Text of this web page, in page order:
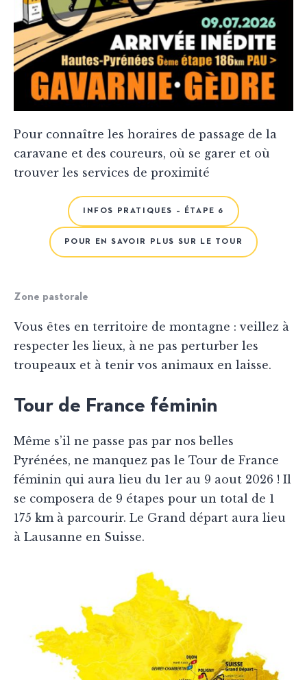
Pour connaître les horaires de passage de la
caravane et des coureurs, où se garer et où
trouver les services de proximité
INFOS PRATIQUES – ÉTAPE 6
POUR EN SAVOIR PLUS SUR LE TOUR
Zone pastorale
Vous êtes en territoire de montagne : veillez à
respecter les lieux, à ne pas perturber les
troupeaux et à tenir vos animaux en laisse.
Tour de France féminin
Même s’il ne passe pas par nos belles
Pyrénées, ne manquez pas le Tour de France
féminin qui aura lieu du 1er au 9 aout 2026 ! Il
se composera de 9 étapes pour un total de 1
175 km à parcourir. Le Grand départ aura lieu
à Lausanne en Suisse.